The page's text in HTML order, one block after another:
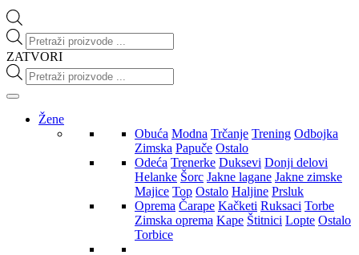
Products
search
ZATVORI
Products
search
Žene
Obuća Modna Trčanje Trening Odbojka
Zimska Papuče Ostalo
Odeća Trenerke Duksevi Donji delovi
Helanke Šorc Jakne lagane Jakne zimske
Majice Top Ostalo Haljine Prsluk
Oprema Čarape Kačketi Ruksaci Torbe
Zimska oprema Kape Štitnici Lopte Ostalo
Torbice